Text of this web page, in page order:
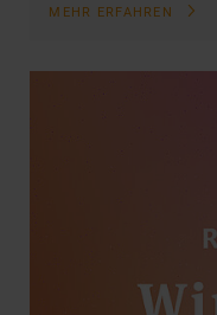
MEHR ERFAHREN